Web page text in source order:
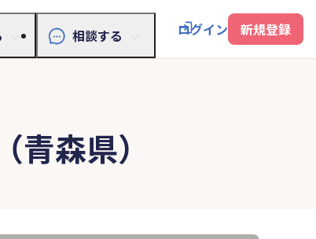
相談する ログイン 新規登録
森県）